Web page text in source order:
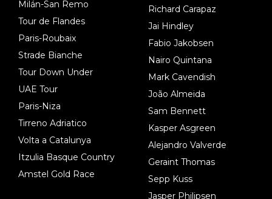
Milán-San Remo
Tour de Flandes
Paris-Roubaix
Strade Bianche
Tour Down Under
UAE Tour
Paris-Niza
Tirreno Adriatico
Volta a Catalunya
Itzulia Basque Country
Amstel Gold Race
Richard Carapaz
Jai Hindley
Fabio Jakobsen
Nairo Quintana
Mark Cavendish
João Almeida
Sam Bennett
Kasper Asgreen
Alejandro Valverde
Geraint Thomas
Sepp Kuss
Jasper Philipsen